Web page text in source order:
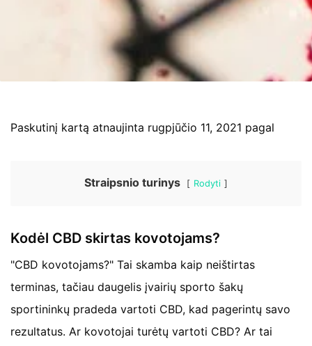
Paskutinį kartą atnaujinta rugpjūčio 11, 2021 pagal
Straipsnio turinys Rodyti
Kodėl CBD skirtas kovotojams?
"CBD kovotojams?" Tai skamba kaip neištirtas
terminas, tačiau daugelis įvairių sporto šakų
sportininkų pradeda vartoti CBD, kad pagerintų savo
rezultatus. Ar kovotojai turėtų vartoti CBD? Ar tai